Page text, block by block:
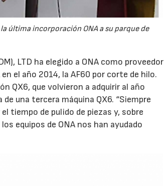
última incorporación ONA a su parque de
LTD ha elegido a ONA como proveedor
el año 2014, la AF60 por corte de hilo.
QX6, que volvieron a adquirir al año
una tercera máquina QX6. “Siempre
tiempo de pulido de piezas y, sobre
equipos de ONA nos han ayudado